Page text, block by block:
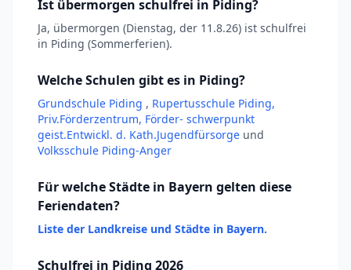
Ist übermorgen schulfrei in Piding?
Ja, übermorgen (Dienstag, der 11.8.26) ist schulfrei
in Piding (Sommerferien).
Welche Schulen gibt es in Piding?
Grundschule Piding , Rupertusschule Piding,
Priv.Förderzentrum, Förder- schwerpunkt
geist.Entwickl. d. Kath.Jugendfürsorge und
Volksschule Piding-Anger
Für welche Städte in Bayern gelten diese
Feriendaten?
Liste der Landkreise und Städte in Bayern.
Schulfrei in Piding 2026